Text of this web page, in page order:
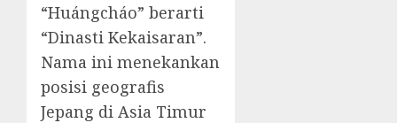
“Huángcháo” berarti
“Dinasti Kekaisaran”.
Nama ini menekankan
posisi geografis
Jepang di Asia Timur